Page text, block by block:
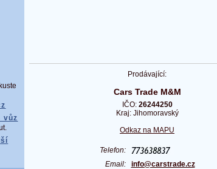
vůz
Prodávající:
Cars Trade M&M
IČO: 26244250
Kraj: Jihomoravský
Odkaz na MAPU
Telefon:
Email: info@carstrade.cz